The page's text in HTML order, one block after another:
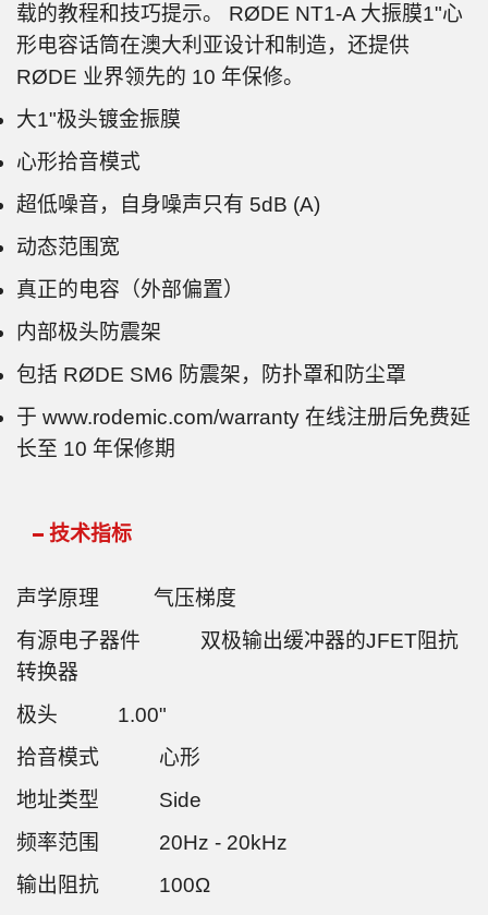
载的教程和技巧提示。 RØDE NT1-A 大振膜1"心
形电容话筒在澳大利亚设计和制造，还提供
RØDE 业界领先的 10 年保修。
大1"极头镀金振膜
心形拾音模式
超低噪音，自身噪声只有 5dB (A)
动态范围宽
真正的电容（外部偏置）
内部极头防震架
包括 RØDE SM6 防震架，防扑罩和防尘罩
于 www.rodemic.com/warranty 在线注册后免费延
长至 10 年保修期
技术指标
声学原理 气压梯度
有源电子器件 双极输出缓冲器的JFET阻抗
转换器
极头 1.00"
拾音模式 心形
地址类型 Side
频率范围 20Hz - 20kHz
输出阻抗 100Ω